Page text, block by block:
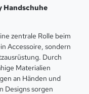
Handschuhe
zentrale Rolle beim
Accessoire, sondern
Durch
Materialien
an Händen und
Designs sorgen